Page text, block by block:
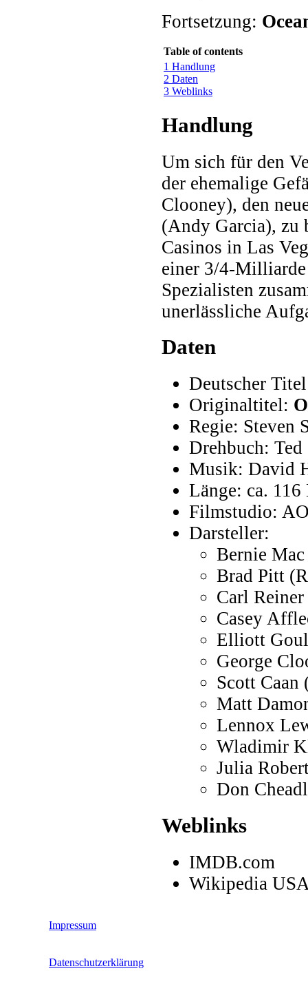
Fortsetzung:
Table of contents
1 Handlung
2 Daten
3 Weblinks
Handlung
Um sich für den
der ehemalige
Clooney), den
(Andy Garcia), zu
Casinos in Las
einer 3/4-
Spezialisten
unerlässliche
Daten
Deutscher
Originaltitel:
Regie: Steven
Drehbuch:
Musik: David
Länge: ca.
Filmstudio:
Darsteller:
Bernie
Brad Pitt
Carl
Casey
Elliott
George
Scott
Matt
Lennox
Wladimir
Julia
Don
Weblinks
IMDB.com
Wikipedia
Impressum
Datenschutzerklärung